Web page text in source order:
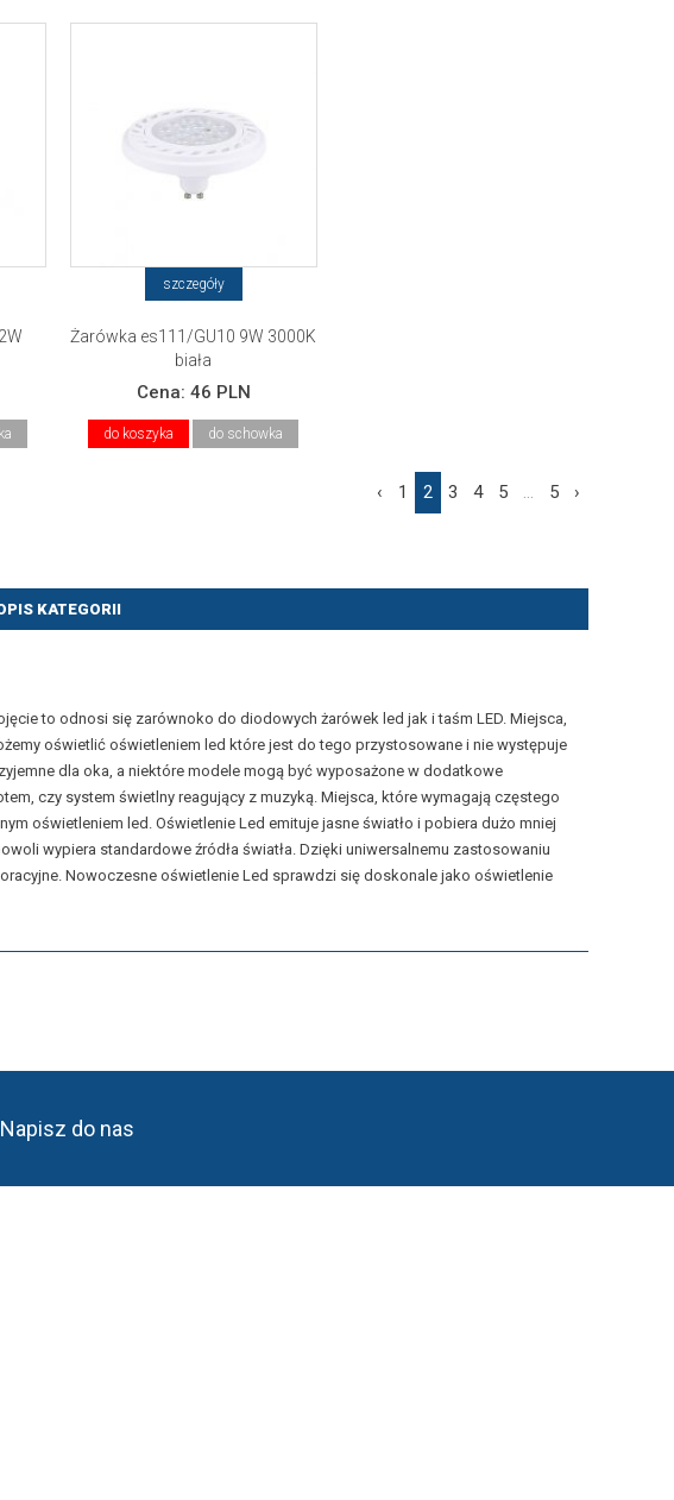
szczegóły
Żarówka es111/GU10 9W 3000K
biała
Cena: 46 PLN
do koszyka do schowka
‹ 1 2 3 4 5 ... 5 ›
KATEGORII
to odnosi się zarównoko do diodowych żarówek led jak i taśm LED. Miejsca,
oświetlić oświetleniem led które jest do tego przystosowane i nie występuje
dla oka, a niektóre modele mogą być wyposażone w dodatkowe
czy system świetlny reagujący z muzyką. Miejsca, które wymagają częstego
oświetleniem led. Oświetlenie Led emituje jasne światło i pobiera dużo mniej
wypiera standardowe źródła światła. Dzięki uniwersalnemu zastosowaniu
Nowoczesne oświetlenie Led sprawdzi się doskonale jako oświetlenie
Napisz do nas